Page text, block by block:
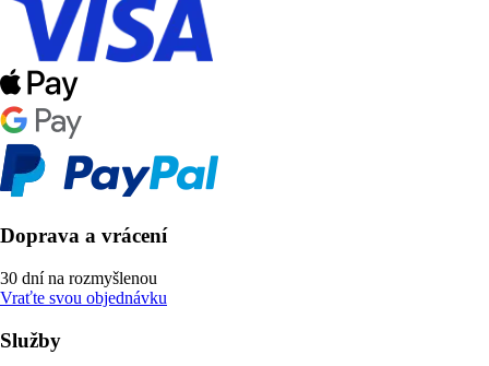
Doprava a vrácení
30 dní na rozmyšlenou
Vraťte svou objednávku
Služby